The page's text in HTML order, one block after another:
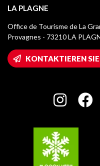
Kurtaxe
Mediathek
Logos La Plagne
Wifi-Zugang
Haus der Eigentümer
Charta der Engagierten
Montchavin - Les Coches
Champagny-en-Vanoise
Plagne 1800
Plagne Villages
Plagne Aime 2000
LA PLAGNE
Office de Tourisme de La
Provagnes - 73210 LA
KONTAKTIEREN